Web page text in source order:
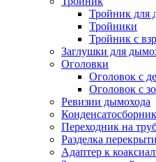
Тройник для
Тройники
Тройник с
Заглушки для
Оголовки
Оголовок с
Оголовок с
Ревизии дымохода
Переходник на
Разделка
Адаптер к